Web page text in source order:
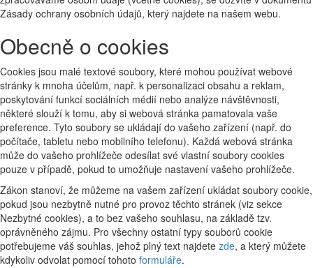
Zásady ochrany osobních údajů, který najdete na našem webu.
Obecně o cookies
Cookies jsou malé textové soubory, které mohou používat webové
stránky k mnoha účelům, např. k personalizaci obsahu a reklam,
poskytování funkcí sociálních médií nebo analýze návštěvnosti,
některé slouží k tomu, aby si webová stránka pamatovala vaše
preference. Tyto soubory se ukládají do vašeho zařízení (např. do
počítače, tabletu nebo mobilního telefonu). Každá webová stránka
může do vašeho prohlížeče odesílat své vlastní soubory cookies
pouze v případě, pokud to umožňuje nastavení vašeho prohlížeče.
Zákon stanoví, že můžeme na vašem zařízení ukládat soubory cookie,
pokud jsou nezbytně nutné pro provoz těchto stránek (viz sekce
Nezbytné cookies), a to bez vašeho souhlasu, na základě tzv.
oprávněného zájmu. Pro všechny ostatní typy souborů cookie
potřebujeme váš souhlas, jehož plný text najdete zde, a který můžete
kdykoliv odvolat pomocí tohoto formuláře.